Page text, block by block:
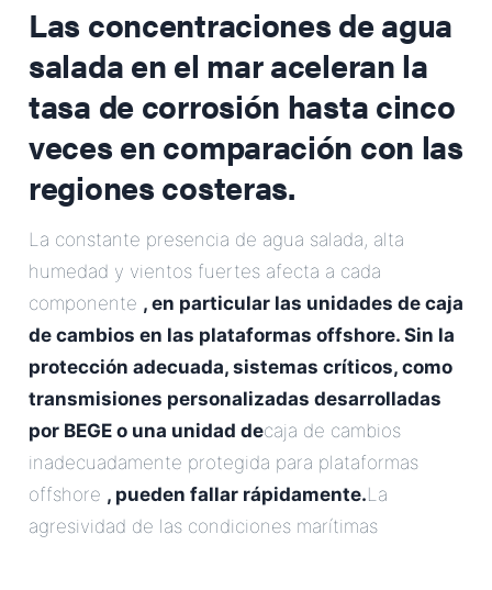
Las concentraciones de agua
salada en el mar aceleran la
tasa de corrosión hasta cinco
veces en comparación con las
regiones costeras.
La constante presencia de agua salada, alta
humedad y vientos fuertes afecta a cada
componente , en particular las unidades de caja
de cambios en las plataformas offshore. Sin la
protección adecuada, sistemas críticos, como
transmisiones personalizadas desarrolladas
por BEGE o una unidad decaja de cambios
inadecuadamente protegida para plataformas
offshore , pueden fallar rápidamente.La
agresividad de las condiciones marítimas